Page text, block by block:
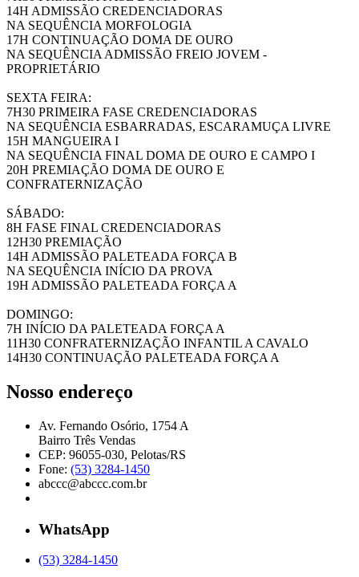
14H ADMISSÃO CREDENCIADORAS
NA SEQUÊNCIA MORFOLOGIA
17H CONTINUAÇÃO DOMA DE OURO
NA SEQUÊNCIA ADMISSÃO FREIO JOVEM -
PROPRIETÁRIO
SEXTA FEIRA:
7H30 PRIMEIRA FASE CREDENCIADORAS
NA SEQUÊNCIA ESBARRADAS, ESCARAMUÇA LIVRE
15H MANGUEIRA I
NA SEQUÊNCIA FINAL DOMA DE OURO E CAMPO I
20H PREMIAÇÃO DOMA DE OURO E
CONFRATERNIZAÇÃO
SÁBADO:
8H FASE FINAL CREDENCIADORAS
12H30 PREMIAÇÃO
14H ADMISSÃO PALETEADA FORÇA B
NA SEQUÊNCIA INÍCIO DA PROVA
19H ADMISSÃO PALETEADA FORÇA A
DOMINGO:
7H INÍCIO DA PALETEADA FORÇA A
11H30 CONFRATERNIZAÇÃO INFANTIL A CAVALO
14H30 CONTINUAÇÃO PALETEADA FORÇA A
Nosso endereço
Av. Fernando Osório, 1754 A
Bairro Três Vendas
CEP: 96055-030, Pelotas/RS
Fone: (53) 3284-1450
abccc@abccc.com.br
WhatsApp
(53) 3284-1450